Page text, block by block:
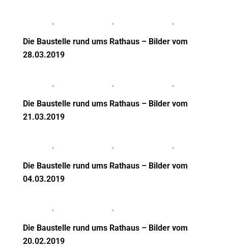
Die Baustelle rund ums Rathaus – Bilder vom
28.03.2019
Die Baustelle rund ums Rathaus – Bilder vom
21.03.2019
Die Baustelle rund ums Rathaus – Bilder vom
04.03.2019
Die Baustelle rund ums Rathaus – Bilder vom
20.02.2019